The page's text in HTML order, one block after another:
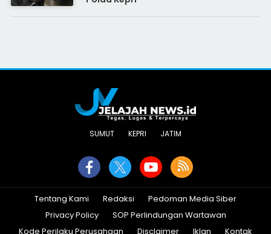
SUMUT KEPRI JATIM
Tentang Kami Redaksi
Pedoman Media Siber
Privacy Policy
SOP Perlindungan Wartawan
Kode Perilaku Perusahaan
Disclaimer Iklan Kontak